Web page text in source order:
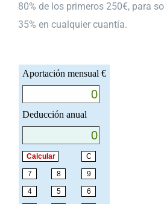
80% de los primeros 250€, para
35% en cualquier cuantía.